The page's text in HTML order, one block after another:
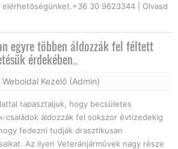
30 9623344 | Olvasd
egyre többen áldozzák fel féltett
érdekében..
Weboldal Kezelő (Admin)
tapasztaljuk, hogy becsületes
családok áldozzák fel sokszor évtizedekig
fedezni tudják drasztikusan
Az ilyen Veteránjárművek nagy része